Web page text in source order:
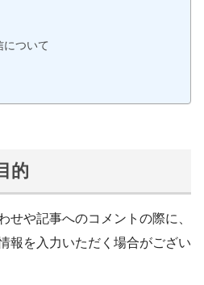
ついて
的
せや記事へのコメントの際に、
報を入力いただく場合がござい